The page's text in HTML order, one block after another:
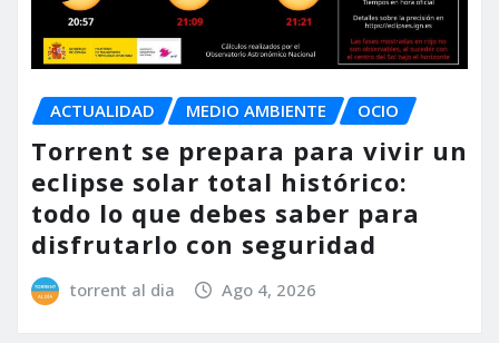
ACTUALIDAD MEDIO AMBIENTE OCIO
Torrent se prepara para vivir un
eclipse solar total histórico:
todo lo que debes saber para
disfrutarlo con seguridad
torrent al dia Ago 4, 2026